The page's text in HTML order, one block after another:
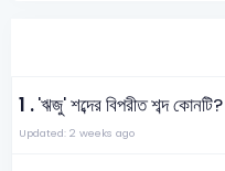
1 .'ঋজু' শব্দের বিপরীত শব্দ কোনটি?
Updated: 2 weeks ago